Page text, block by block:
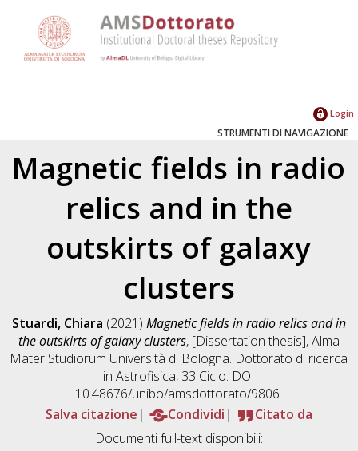
Login
STRUMENTI DI NAVIGAZIONE
Magnetic fields in radio
relics and in the
outskirts of galaxy
clusters
Stuardi, Chiara (2021) Magnetic fields in radio relics and in
the outskirts of galaxy clusters, [Dissertation thesis], Alma
Mater Studiorum Università di Bologna. Dottorato di ricerca
in Astrofisica, 33 Ciclo. DOI
10.48676/unibo/amsdottorato/9806.
Salva citazione
Condividi
Citato da
Documenti full-text disponibili: